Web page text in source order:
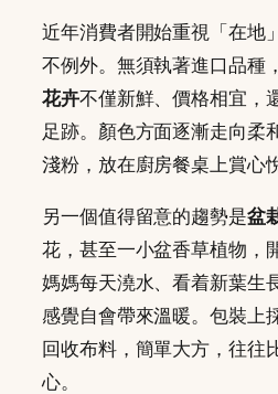
近年消費者開始重視「在地
不例外。無須執著進口品種
花卉不僅新鮮、價格相宜，
足跡。顏色方面逐漸走向柔
淺粉，放在廚房餐桌上賞心
另一個值得留意的趨勢是盆
花，甚至一小盆香草植物，
媽媽每天澆水、看着新葉生
感覺自會帶來溫暖。包裝上
回收布料，簡單大方，往往
心。